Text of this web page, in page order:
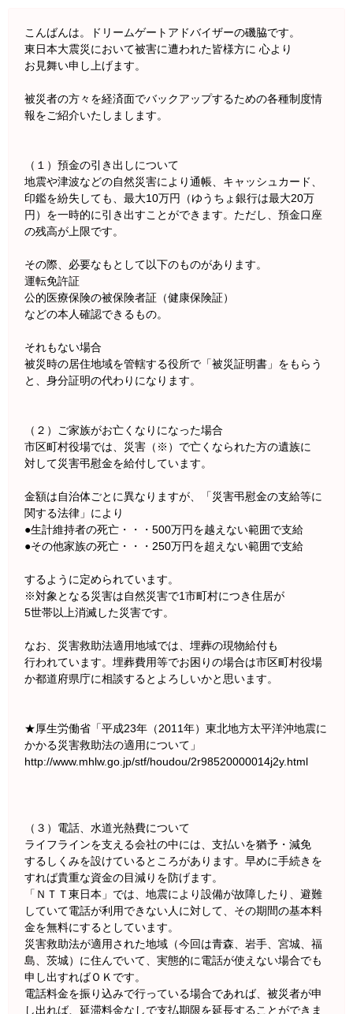
こんばんは。ドリームゲートアドバイザーの磯脇です。
東日本大震災において被害に遭われた皆様方に 心より
お見舞い申し上げます。
被災者の方々を経済面でバックアップするための各種制度情
報をご紹介いたしまします。
（１）預金の引き出しについて
地震や津波などの自然災害により通帳、キャッシュカード、
印鑑を紛失しても、最大10万円（ゆうちょ銀行は最大20万
円）を一時的に引き出すことができます。ただし、預金口座
の残高が上限です。
その際、必要なもとして以下のものがあります。
運転免許証
公的医療保険の被保険者証（健康保険証）
などの本人確認できるもの。
それもない場合
被災時の居住地域を管轄する役所で「被災証明書」をもらう
と、身分証明の代わりになります。
（２）ご家族がお亡くなりになった場合
市区町村役場では、災害（※）で亡くなられた方の遺族に
対して災害弔慰金を給付しています。
金額は自治体ごとに異なりますが、「災害弔慰金の支給等に
関する法律」により
●生計維持者の死亡・・・500万円を越えない範囲で支給
●その他家族の死亡・・・250万円を超えない範囲で支給
するように定められています。
※対象となる災害は自然災害で1市町村につき住居が
5世帯以上消滅した災害です。
なお、災害救助法適用地域では、埋葬の現物給付も
行われています。埋葬費用等でお困りの場合は市区町村役場
か都道府県庁に相談するとよろしいかと思います。
★厚生労働省「平成23年（2011年）東北地方太平洋沖地震に
かかる災害救助法の適用について」
http://www.mhlw.go.jp/stf/houdou/2r98520000014j2y.html
（３）電話、水道光熱費について
ライフラインを支える会社の中には、支払いを猶予・減免
するしくみを設けているところがあります。早めに手続きを
すれば貴重な資金の目減りを防げます。
「ＮＴＴ東日本」では、地震により設備が故障したり、避難
していて電話が利用できない人に対して、その期間の基本料
金を無料にするとしています。
災害救助法が適用された地域（今回は青森、岩手、宮城、福
島、茨城）に住んでいて、実態的に電話が使えない場合でも
申し出すればＯＫです。
電話料金を振り込みで行っている場合であれば、被災者が申
し出れば、延滞料金なしで支払期限を延長することができま